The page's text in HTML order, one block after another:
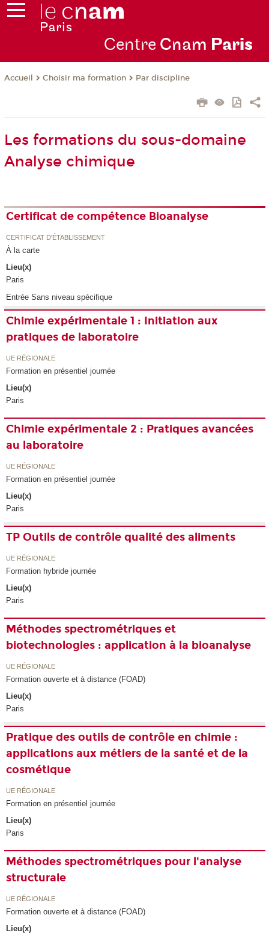
Centre Cnam Paris
Accueil Choisir ma formation Par discipline
Les formations du sous-domaine
Analyse chimique
Certificat de compétence Bioanalyse
CERTIFICAT D'ÉTABLISSEMENT
À la carte
Lieu(x)
Paris
Entrée Sans niveau spécifique
Chimie expérimentale 1 : Initiation aux
pratiques de laboratoire
UE RÉGIONALE
Formation en présentiel journée
Lieu(x)
Paris
Chimie expérimentale 2 : Pratiques avancées
au laboratoire
UE RÉGIONALE
Formation en présentiel journée
Lieu(x)
Paris
TP Outils de contrôle qualité des aliments
UE RÉGIONALE
Formation hybride journée
Lieu(x)
Paris
Méthodes spectrométriques et
biotechnologies : application à la bioanalyse
UE RÉGIONALE
Formation ouverte et à distance (FOAD)
Lieu(x)
Paris
Pratique des outils de contrôle en chimie :
applications aux métiers de la santé et de la
cosmétique
UE RÉGIONALE
Formation en présentiel journée
Lieu(x)
Paris
Méthodes spectrométriques pour l'analyse
structurale
UE RÉGIONALE
Formation ouverte et à distance (FOAD)
Lieu(x)